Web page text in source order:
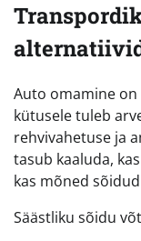
Auto omamine on
kütusele tuleb
rehvivahetuse ja
tasub kaaluda,
kas mõned
Säästliku sõidu